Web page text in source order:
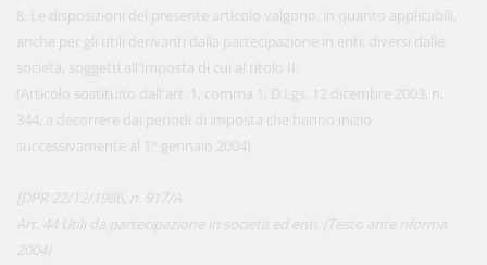
8. Le disposizioni del presente articolo valgono, in quanto applicabili,
anche per gli utili derivanti dalla partecipazione in enti, diversi dalle
società, soggetti all'imposta di cui al titolo II.
(Articolo sostituito dall'art. 1, comma 1, D.Lgs. 12 dicembre 2003, n.
344, a decorrere dai periodi di imposta che hanno inizio
successivamente al 1° gennaio 2004)
[DPR 22/12/1986, n. 917/A
Art. 44 Utili da partecipazione in società ed enti. (Testo ante riforma
2004)